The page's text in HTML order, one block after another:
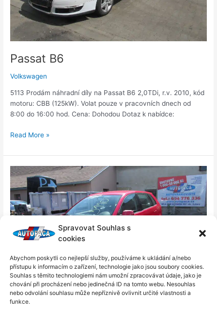
Spravovat Souhlas s
cookies
Abychom poskytli co nejlepší služby, používáme k ukládání a/nebo
přístupu k informacím o zařízení, technologie jako jsou soubory cookies.
Souhlas s těmito technologiemi nám umožní zpracovávat údaje, jako je
chování při procházení nebo jedinečná ID na tomto webu. Nesouhlas
nebo odvolání souhlasu může nepříznivě ovlivnit určité vlastnosti a
funkce.
Passat B6
Volkswagen
5113 Prodám náhradní díly na Passat B6 2,0TDi, r.v. 2010, kód
motoru: CBB (125kW). Volat pouze v pracovních dnech od
8:00 do 16:00 hod. Cena: Dohodou Dotaz k nabídce:
Read More »
Polo
1,2i
12v